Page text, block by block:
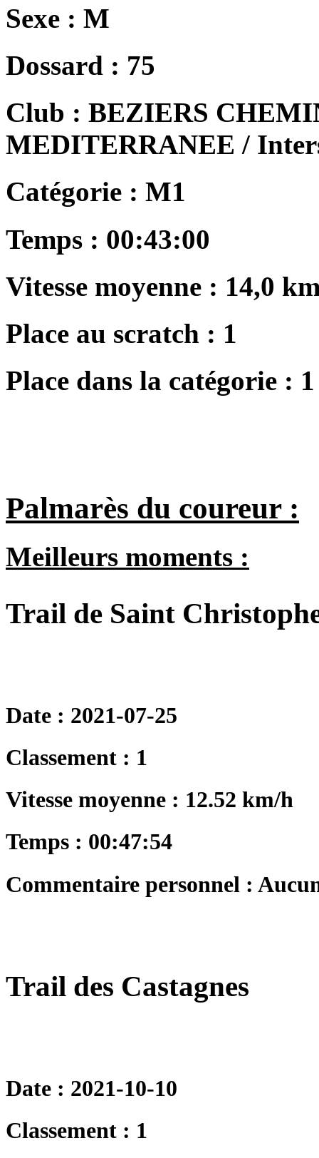
Sexe : M
Dossard : 75
Club : BEZIERS
MEDITERRANEE /
Catégorie : M1
Temps : 00:43:00
Vitesse moyenne : 14,0
Place au scratch : 1
Place dans la catégorie : 1
Palmarès du coureur :
Meilleurs moments :
Trail de Saint
Date : 2021-07-25
Classement : 1
Vitesse moyenne : 12.52 km/h
Temps : 00:47:54
Commentaire personnel :
Trail des Castagnes
Date : 2021-10-10
Classement : 1